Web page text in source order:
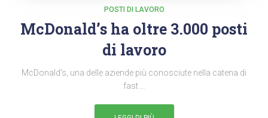
POSTI DI LAVORO
McDonald’s ha oltre 3.000 posti
di lavoro
McDonald’s, una delle aziende più conosciute nella catena di
fast …